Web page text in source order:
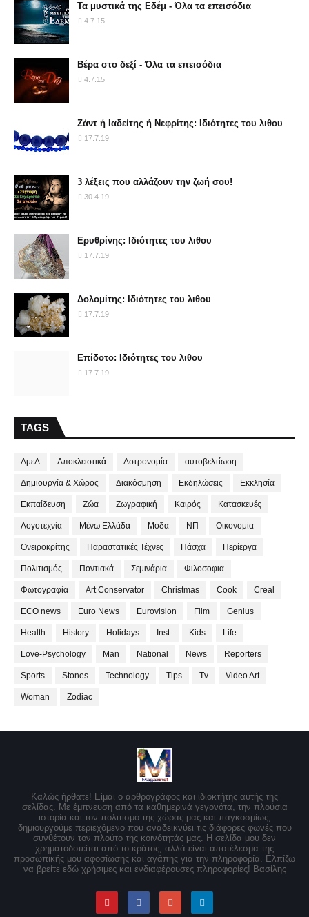
Τα μυστικά της Εδέμ - Όλα τα επεισόδια
4.7.15
Βέρα στο δεξί - Όλα τα επεισόδια
4.7.15
Ζάντ ή Ιαδείτης ή Νεφρίτης: Ιδιότητες του λιθου
17.7.19
3 λέξεις που αλλάζουν την ζωή σου!
30.4.19
Ερυθρίνης: Ιδιότητες του λιθου
17.7.19
Δολομίτης: Ιδιότητες του λιθου
17.7.19
Επίδοτο: Ιδιότητες του λιθου
17.7.19
TAGS
ΑμεΑ Αποκλειστικά Αστρονομία αυτοβελτίωση
Δημιουργία & Χώρος Διακόσμηση Εκδηλώσεις Εκκλησία
Εκπαίδευση Ζώα Ζωγραφική Καιρός Κατασκευές
Λογοτεχνία Μένω Ελλάδα Μόδα ΝΠ Οικονομία
Ονειροκρίτης Παραστατικές Τέχνες Πάσχα Περίεργα
Πολιτισμός Ποντιακά Σεμινάρια Φιλοσοφια
Φωτογραφία Art Conservator Christmas Cook Creal
ECO news Euro News Eurovision Film Genius
Health History Holidays Inst. Kids Life
Love-Psychology Man National News Reporters
Sports Stones Technology Tips Tv Video Art
Woman Zodiac
Καλώς ήρθατε! Είμαι ο αρθρογράφος και ιδιοκτήτης αυτής της
σελίδας. Με έμπνευση από τα καθημερινά γεγονότα, την πλούσια
ιστορία και τον πολιτισμό της χώρας μας και παγκοσμίως,
δημιουργούμε περιεχόμενο που αναδεικνύει τις διάφορες φωνές που
συνθέτουν τον πλούτο της κοινότητάς μας. Η σελίδα μου δεν
χρηματοδοτείται από το κράτος, αλλά είναι αποτέλεσμα της
προσωπικής μου αφοσίωσης και αγάπης για την πληροφορία. Ελπίζω
να βρείτε εδώ χρήσιμες και ενδιαφέρουσες πληροφορίες! Βασίλης